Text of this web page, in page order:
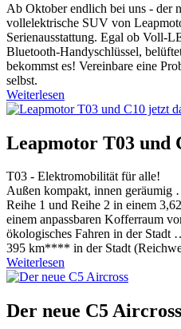
Ab Oktober endlich bei uns - der
vollelektrische SUV von
Serienausstattung. Egal ob Voll-
Bluetooth-Handyschlüssel,
bekommst es! Vereinbare eine
selbst.
Weiterlesen
Leapmotor T03 und
T03 - Elektromobilität für alle!
Außen kompakt, innen
Reihe 1 und Reihe 2 in einem
einem anpassbaren Kofferraum
ökologisches Fahren in der
395 km**** in der Stadt
Weiterlesen
Der neue C5 Aircross